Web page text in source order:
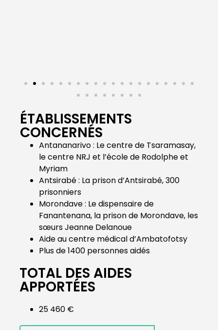
ÉTABLISSEMENTS
CONCERNÉS
Antananarivo : Le centre de Tsaramasay,
le centre NRJ et l’école de Rodolphe et
Myriam
Antsirabé : La prison d’Antsirabé, 300
prisonniers
Morondave : Le dispensaire de
Fanantenana, la prison de Morondave, les
sœurs Jeanne Delanoue
Aide au centre médical d’Ambatofotsy
Plus de 1400 personnes aidés
TOTAL DES AIDES
APPORTÉES
25 460 €